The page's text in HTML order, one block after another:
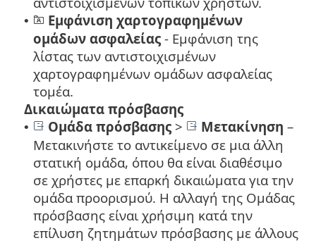
•
Εμφάνιση χαρτογραφημένων
ομάδων ασφαλείας - Εμφάνιση της
λίστας των αντιστοιχισμένων
χαρτογραφημένων ομάδων ασφαλείας
τομέα.
Δικαιώματα πρόσβασης
• Ομάδα πρόσβασης > Μετακίνηση –
Μετακινήστε το αντικείμενο σε μια άλλη
στατική ομάδα, όπου θα είναι διαθέσιμο
σε χρήστες με επαρκή δικαιώματα για την
ομάδα προορισμού. Η αλλαγή της Ομάδας
πρόσβασης είναι χρήσιμη κατά την
επίλυση ζητημάτων πρόσβασης με άλλους